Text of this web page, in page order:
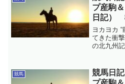
す。
プ産駒
日記）
ヨカヨカ
てきた衝
の北九州
たのに…。
ーラーシ
競馬
競馬日